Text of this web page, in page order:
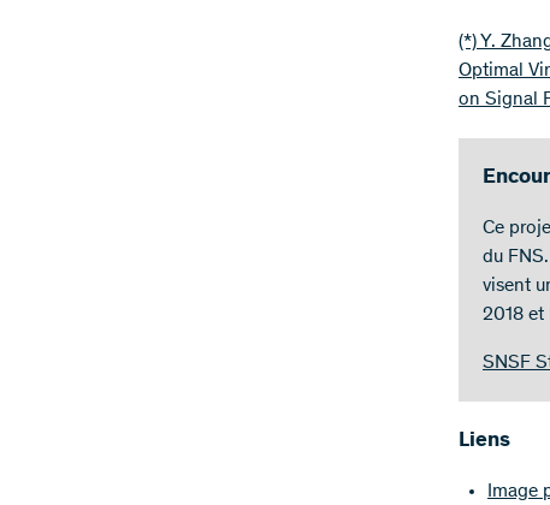
(*) Y.
Optimal
on Signal
Ce
du
visent
2018 et
SNSF
Liens
Image